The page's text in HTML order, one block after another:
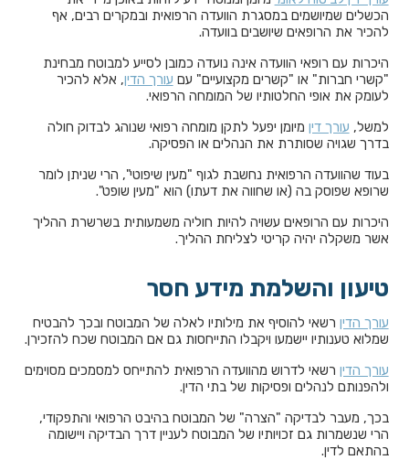
הכשלים שמיושמים במסגרת הוועדה הרפואית ובמקרים רבים, אף
להכיר את הרופאים שיושבים בוועדה.
היכרות עם רופאי הוועדה אינה נועדה כמובן לסייע למבוטח מבחינת
"קשרי חברות" או "קשרים מקצועיים" עם עורך הדין, אלא להכיר
לעומק את אופי החלטותיו של המומחה הרפואי.
למשל, עורך דין מיומן יפעל לתקן מומחה רפואי שנוהג לבדוק חולה
בדרך שגויה שסותרת את הנהלים או הפסיקה.
בעוד שהוועדה הרפואית נחשבת לגוף "מעין שיפוטי", הרי שניתן לומר
שרופא שפוסק בה (או שחווה את דעתו) הוא "מעין שופט".
היכרות עם הרופאים עשויה להיות חוליה משמעותית בשרשרת ההליך
אשר משקלה יהיה קריטי לצליחת ההליך.
טיעון והשלמת מידע חסר
עורך הדין רשאי להוסיף את מילותיו לאלה של המבוטח ובכך להבטיח
שמלוא טענותיו יישמעו ויקבלו התייחסות גם אם המבוטח שכח להזכירן.
עורך הדין רשאי לדרוש מהוועדה הרפואית להתייחס למסמכים מסוימים
ולהפנותם לנהלים ופסיקות של בתי הדין.
בכך, מעבר לבדיקה "הצרה" של המבוטח בהיבט הרפואי והתפקודי,
הרי שנשמרות גם זכויותיו של המבוטח לעניין דרך הבדיקה ויישומה
בהתאם לדין.